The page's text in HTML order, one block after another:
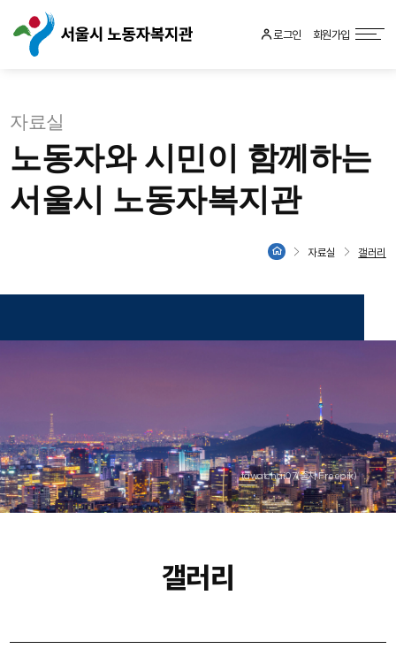
로그인 회원가입
자료실
노동자와 시민이 함께하는
서울시 노동자복지관
자료실 갤러리
tawatchai07(출처 Freepik)
갤러리